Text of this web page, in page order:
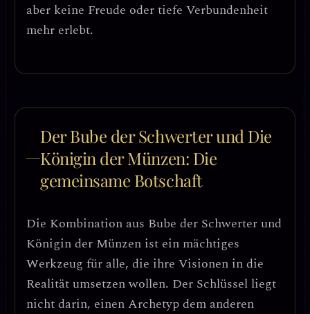
aber keine Freude oder tiefe Verbundenheit
mehr erlebt.
Der Bube der Schwerter und Die
Königin der Münzen: Die
gemeinsame Botschaft
Die Kombination aus Bube der Schwerter und
Königin der Münzen ist ein mächtiges
Werkzeug für alle, die ihre Visionen in die
Realität umsetzenwollen. Der Schlüssel liegt
nicht darin, einen Archetyp dem anderen